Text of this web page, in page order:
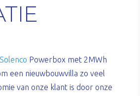
Solenco Powerbox met 2MWh
een nieuwbouwvilla zo veel
van onze klant is door onze